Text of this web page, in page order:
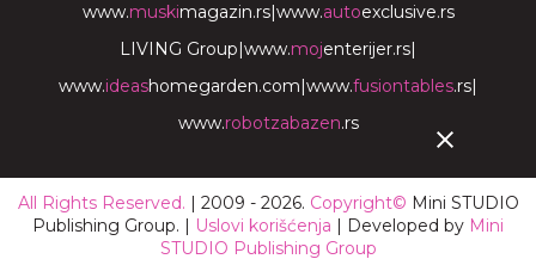
www.muskimagazin.rs|www.autoexclusive.rs
LIVING Group|www.mojenterijer.rs|
www.ideashomegarden.com|www.fusiontables.rs|
www.robotzabazen.rs
All Rights Reserved. | 2009 - 2026. Copyright© Mini STUDIO
Publishing Group. | Uslovi korišćenja | Developed by Mini
STUDIO Publishing Group